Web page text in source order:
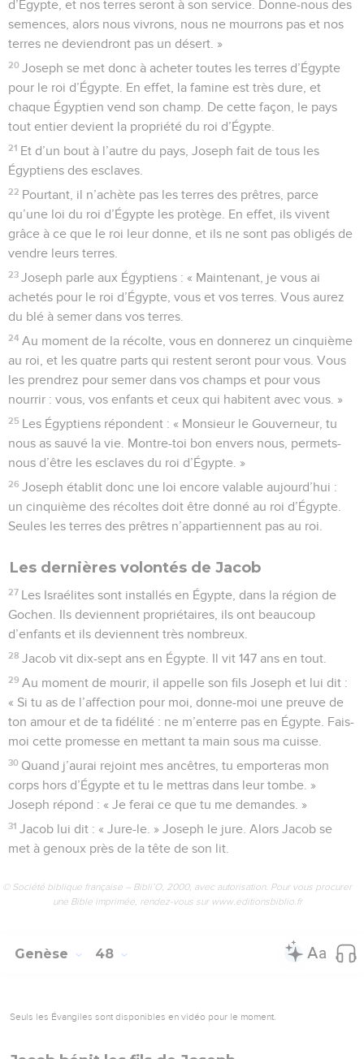
d’Égypte, et nos terres seront à son service. Donne-nous des
semences, alors nous vivrons, nous ne mourrons pas et nos
terres ne deviendront pas un désert. »
20 Joseph se met donc à acheter toutes les terres d’Égypte
pour le roi d’Égypte. En effet, la famine est très dure, et
chaque Égyptien vend son champ. De cette façon, le pays
tout entier devient la propriété du roi d’Égypte.
21 Et d’un bout à l’autre du pays, Joseph fait de tous les
Égyptiens des esclaves.
22 Pourtant, il n’achète pas les terres des prêtres, parce
qu’une loi du roi d’Égypte les protège. En effet, ils vivent
grâce à ce que le roi leur donne, et ils ne sont pas obligés de
vendre leurs terres.
23 Joseph parle aux Égyptiens : « Maintenant, je vous ai
achetés pour le roi d’Égypte, vous et vos terres. Vous aurez
du blé à semer dans vos terres.
24 Au moment de la récolte, vous en donnerez un cinquième
au roi, et les quatre parts qui restent seront pour vous. Vous
les prendrez pour semer dans vos champs et pour vous
nourrir : vous, vos enfants et ceux qui habitent avec vous. »
25 Les Égyptiens répondent : « Monsieur le Gouverneur, tu
nous as sauvé la vie. Montre-toi bon envers nous, permets-
nous d’être les esclaves du roi d’Égypte. »
26 Joseph établit donc une loi encore valable aujourd’hui :
un cinquième des récoltes doit être donné au roi d’Égypte.
Seules les terres des prêtres n’appartiennent pas au roi.
Les dernières volontés de Jacob
27 Les Israélites sont installés en Égypte, dans la région de
Gochen. Ils deviennent propriétaires, ils ont beaucoup
d’enfants et ils deviennent très nombreux.
28 Jacob vit dix-sept ans en Égypte. Il vit 147 ans en tout.
29 Au moment de mourir, il appelle son fils Joseph et lui dit :
« Si tu as de l’affection pour moi, donne-moi une preuve de
ton amour et de ta fidélité : ne m’enterre pas en Égypte. Fais-
moi cette promesse en mettant ta main sous ma cuisse.
30 Quand j’aurai rejoint mes ancêtres, tu emporteras mon
corps hors d’Égypte et tu le mettras dans leur tombe. »
Joseph répond : « Je ferai ce que tu me demandes. »
31 Jacob lui dit : « Jure-le. » Joseph le jure. Alors Jacob se
met à genoux près de la tête de son lit.
© Société biblique française – Bibli’O, 2000, avec autorisation. Pour vous procurer
une Bible imprimée, rendez-vous sur www.editionsbiblio.fr
Genèse 48
Seuls les Évangiles sont disponibles en vidéo pour le moment.